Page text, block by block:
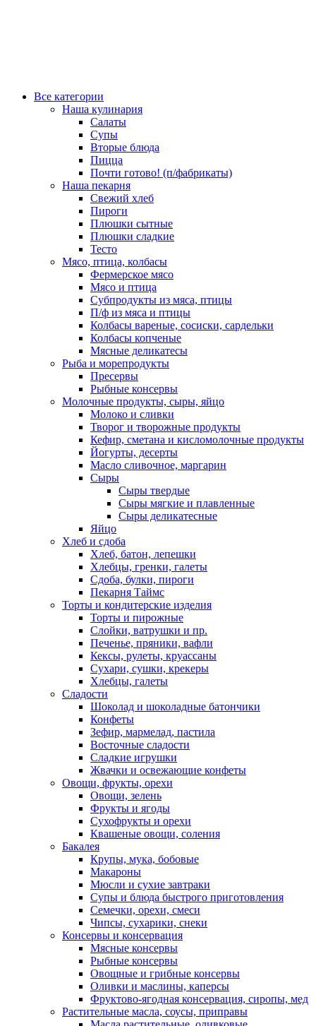
Все категории
Наша кулинария
Салаты
Супы
Вторые блюда
Пицца
Почти готово! (п/фабрикаты)
Наша пекарня
Свежий хлеб
Пироги
Плюшки сытные
Плюшки сладкие
Тесто
Мясо, птица, колбасы
Фермерское мясо
Мясо и птица
Субпродукты из мяса, птицы
П/ф из мяса и птицы
Колбасы вареные, сосиски, сардельки
Колбасы копченые
Мясные деликатесы
Рыба и морепродукты
Пресервы
Рыбные консервы
Молочные продукты, сыры, яйцо
Молоко и сливки
Творог и творожные продукты
Кефир, сметана и кисломолочные продукты
Йогурты, десерты
Масло сливочное, маргарин
Сыры
Сыры твердые
Сыры мягкие и плавленные
Сыры деликатесные
Яйцо
Хлеб и сдоба
Хлеб, батон, лепешки
Хлебцы, гренки, галеты
Сдоба, булки, пироги
Пекарня Таймс
Торты и кондитерские изделия
Торты и пирожные
Слойки, ватрушки и пр.
Печенье, пряники, вафли
Кексы, рулеты, круассаны
Сухари, сушки, крекеры
Хлебцы, галеты
Сладости
Шоколад и шоколадные батончики
Конфеты
Зефир, мармелад, пастила
Восточные сладости
Сладкие игрушки
Жвачки и освежающие конфеты
Овощи, фрукты, орехи
Овощи, зелень
Фрукты и ягоды
Сухофрукты и орехи
Квашеные овощи, соления
Бакалея
Крупы, мука, бобовые
Макароны
Мюсли и сухие завтраки
Супы и блюда быстрого приготовления
Семечки, орехи, смеси
Чипсы, сухарики, снеки
Консервы и консервация
Мясные консервы
Рыбные консервы
Овощные и грибные консервы
Оливки и маслины, каперсы
Фруктово-ягодная консервация, сиропы, мед
Растительные масла, соусы, приправы